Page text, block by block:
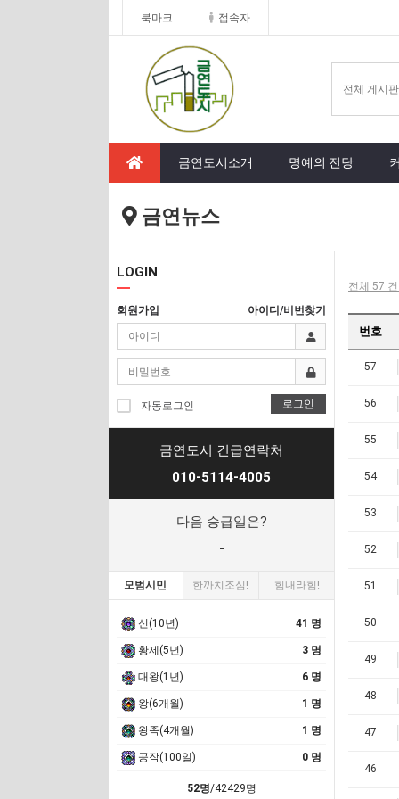
북마크 접속자
금연도시소개 명예의 전당
금연뉴스
LOGIN
회원가입 아이디/비번찾기
자동로그인 로그인
금연도시 긴급연락처
010-5114-4005
다음 승급일은?
-
모범시민 한까치조심! 힘내라힘!
신(10년) 41 명
황제(5년) 3 명
대왕(1년) 6 명
왕(6개월) 1 명
왕족(4개월) 1 명
공작(100일) 0 명
52명/42429명
전체 57
번호
57
56
55
54
53
52
51
50
49
48
47
46